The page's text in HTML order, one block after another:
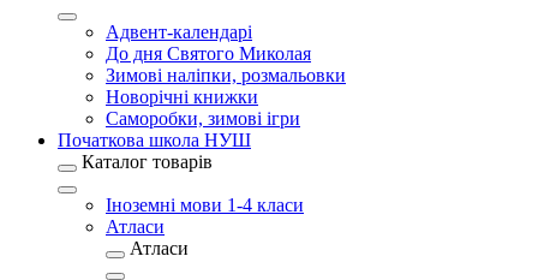
Адвент-календарі
До дня Святого Миколая
Зимові наліпки, розмальовки
Новорічні книжки
Саморобки, зимові ігри
Початкова школа НУШ
Каталог товарів
Іноземні мови 1-4 класи
Атласи
Атласи